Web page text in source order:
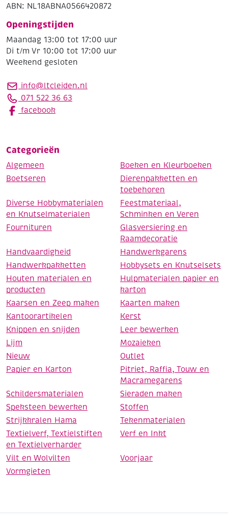
ABN: NL18ABNA0566420872
Openingstijden
Maandag 13:00 tot 17:00 uur
Di t/m Vr 10:00 tot 17:00 uur
Weekend gesloten
info@ltcleiden.nl
071 522 36 63
facebook
Categorieën
Algemeen
Boeken en Kleurboeken
Boetseren
Dierenpakketten en
toebehoren
Diverse Hobbymaterialen
en Knutselmaterialen
Feestmateriaal,
Schminken en Veren
Fournituren
Glasversiering en
Raamdecoratie
Handvaardigheid
Handwerkgarens
Handwerkpakketten
Hobbysets en Knutselsets
Houten materialen en
producten
Hulpmaterialen papier en
karton
Kaarsen en Zeep maken
Kaarten maken
Kantoorartikelen
Kerst
Knippen en snijden
Leer bewerken
Lijm
Mozaieken
Nieuw
Outlet
Papier en Karton
Pitriet, Raffia, Touw en
Macramegarens
Schildersmaterialen
Sieraden maken
Speksteen bewerken
Stoffen
Strijkkralen Hama
Tekenmaterialen
Textielverf, Textielstiften
en Textielverharder
Verf en Inkt
Vilt en Wolvilten
Voorjaar
Vormgieten